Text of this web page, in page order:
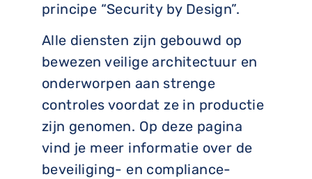
principe “Security by Design”.
Alle diensten zijn gebouwd op
bewezen veilige architectuur en
onderworpen aan strenge
controles voordat ze in productie
zijn genomen. Op deze pagina
vind je meer informatie over de
beveiliging- en compliance-